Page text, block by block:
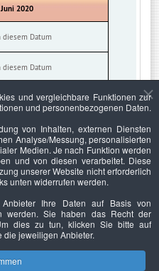
2020
diesem Datum
diesem Datum
diesem Datum
diesem Datum
diesem Datum
diesem Datum
und vergleichbare Funktionen zur
und personenbezogenen Daten.
von Inhalten, externen Diensten
Analyse/Messung, personalisierten
Medien. Je nach Funktion werden
und von diesen verarbeitet. Diese
unserer Website nicht erforderlich
unten widerrufen werden.
Ihre Daten auf Basis von
werden. Sie haben das Recht der
dies zu tun, klicken Sie bitte auf
die jeweiligen Anbieter.